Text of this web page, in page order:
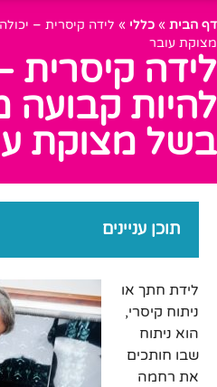
דף הבית » כללי » לידה קיסרית –
מצוקת עובר
לידה קיסרית
להיות קבועה
בשל מצוקת
תוכן עניינים
לידת חתך או
ניתוח קיסרי,
הוא ניתוח
שבו חותכים
את רחמה